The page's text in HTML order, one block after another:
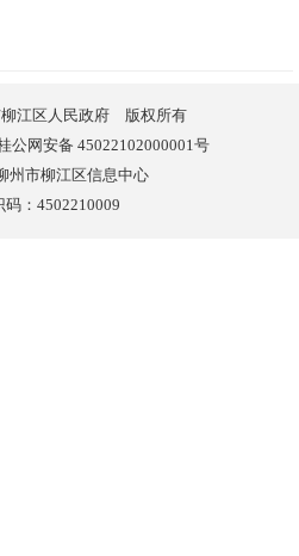
柳江区人民政府 版权所有
公网安备 45022102000001号
州市柳江区信息中心
码：4502210009